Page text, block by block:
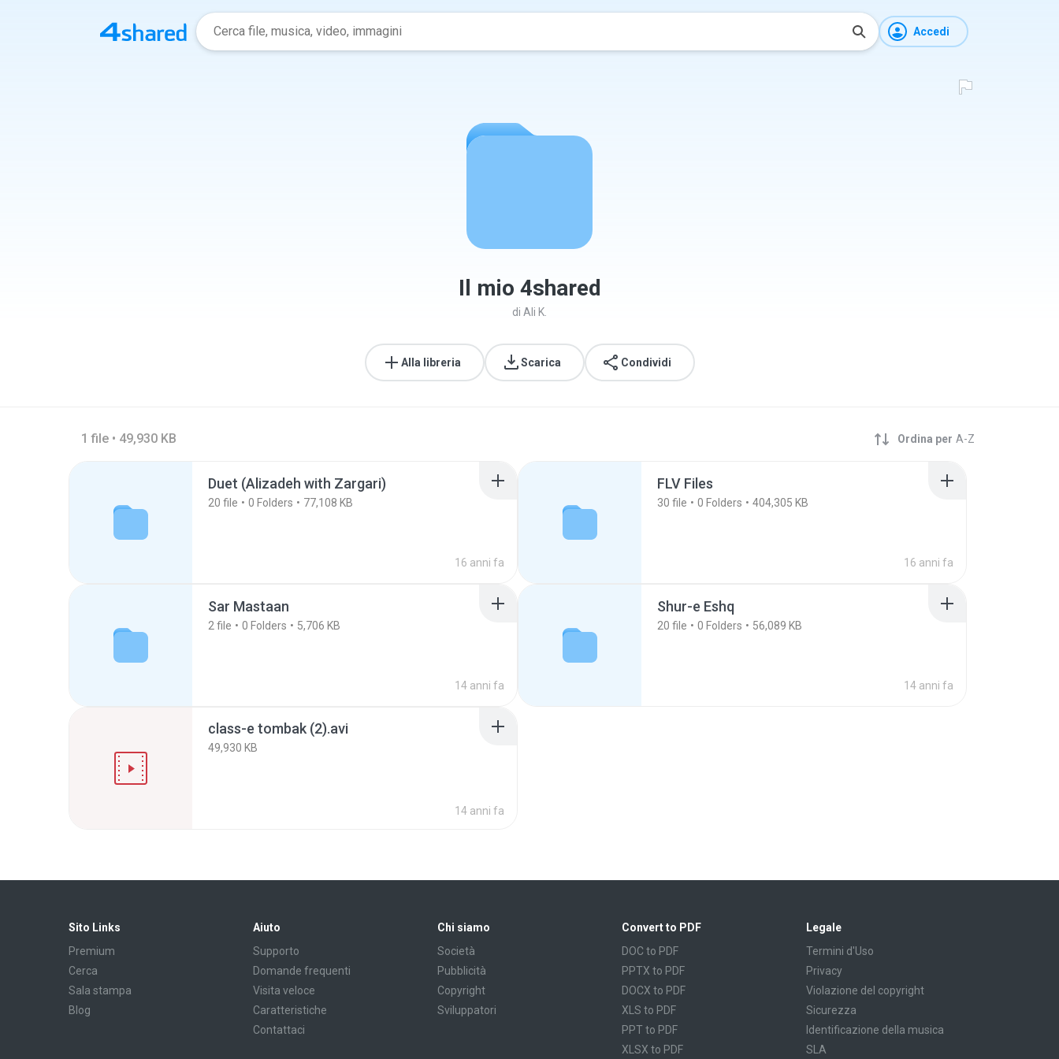
Accedi
Il mio 4shared
di Ali K.
Alla libreria Scarica Condividi
1 file • 49,930 KB Ordina per A-Z
Duet (Alizadeh with Zargari)
20 file 0 Folders 77,108 KB
16 anni fa
FLV Files
30 file 0 Folders 404,305 KB
16 anni fa
Sar Mastaan
2 file 0 Folders 5,706 KB
14 anni fa
Shur-e Eshq
20 file 0 Folders 56,089 KB
14 anni fa
class-e tombak (2).avi
49,930 KB
14 anni fa
Sito Links
Premium
Cerca
Sala stampa
Blog
Aiuto
Supporto
Domande frequenti
Visita veloce
Caratteristiche
Contattaci
Chi siamo
Società
Pubblicità
Copyright
Sviluppatori
Convert to PDF
DOC to PDF
PPTX to PDF
DOCX to PDF
XLS to PDF
PPT to PDF
XLSX to PDF
Legale
Termini d'Uso
Privacy
Violazione del copyright
Sicurezza
Identificazione della musica
SLA